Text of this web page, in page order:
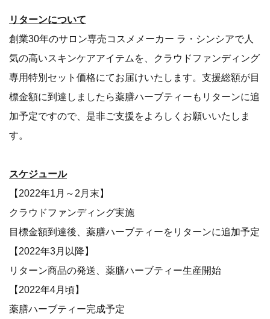
リターンについて
創業30年のサロン専売コスメメーカー ラ・シンシアで人
気の高いスキンケアアイテムを、クラウドファンディング
専用特別セット価格にてお届けいたします。支援総額が目
標金額に到達しましたら薬膳ハーブティーもリターンに追
加予定ですので、是非ご支援をよろしくお願いいたしま
す。
スケジュール
【2022年1月～2月末】
クラウドファンディング実施
目標金額到達後、薬膳ハーブティーをリターンに追加予定
【2022年3月以降】
リターン商品の発送、薬膳ハーブティー生産開始
【2022年4月頃】
薬膳ハーブティー完成予定